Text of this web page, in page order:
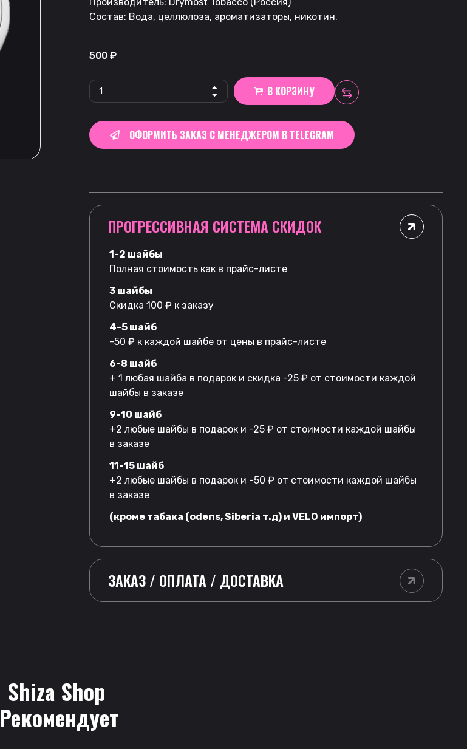
Состав: Вода, целлюлоза, ароматизаторы, никотин.
500 ₽
В КОРЗИНУ
ОФОРМИТЬ ЗАКАЗ С МЕНЕДЖЕРОМ В TELEGRAM
ПРОГРЕССИВНАЯ СИСТЕМА СКИДОК
1-2 шайбы
Полная стоимость как в прайс-листе
3 шайбы
Скидка 100 ₽ к заказу
4-5 шайб
-50 ₽ к каждой шайбе от цены в прайс-листе
6-8 шайб
+ 1 любая шайба в подарок и скидка -25 ₽ от стоимости каждой
шайбы в заказе
9-10 шайб
+2 любые шайбы в подарок и -25 ₽ от стоимости каждой шайбы
в заказе
11-15 шайб
+2 любые шайбы в подарок и -50 ₽ от стоимости каждой шайбы
в заказе
(кроме табака (odens, Siberia т.д) и VELO импорт)
ЗАКАЗ / ОПЛАТА / ДОСТАВКА
Shiza Shop
Рекомендует